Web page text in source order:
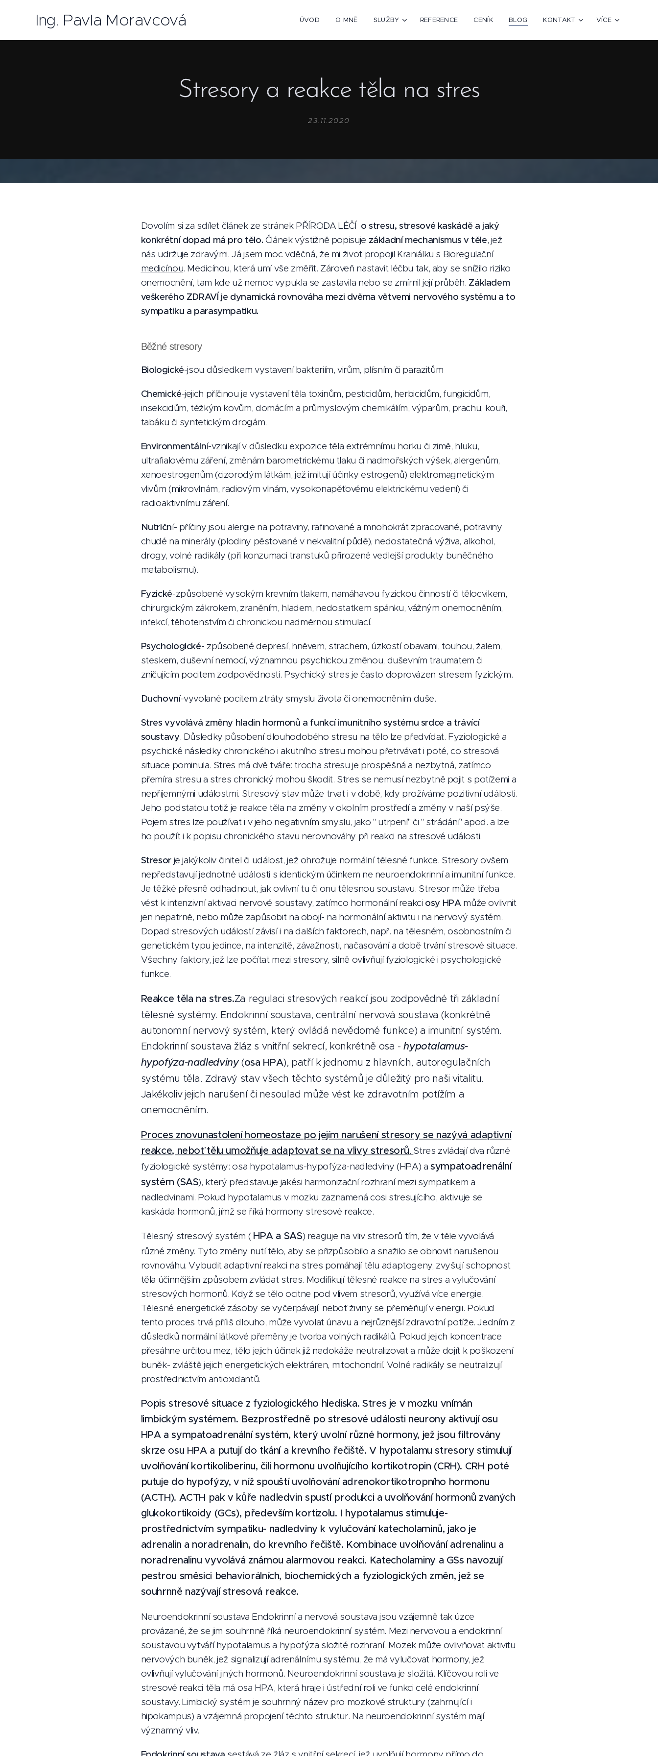
Ing. Pavla Moravcová ÚVOD O MNĚ SLUŽBY REFERENCE CENÍK BLOG KONTAKT VÍCE
Stresory a reakce těla na stres
23.11.2020
Dovolím si za sdílet článek ze stránek PŘÍRODA LÉČÍ o stresu, stresové kaskádě a jaký
konkrétní dopad má pro tělo.Článek výstižně popisuje základní mechanismus v těle, jež
nás udržuje zdravými. Já jsem moc vděčná, že mi život propojil Kraniálku s Bioregulační
medicínou. Medicínou, která umí vše změřit. Zároveň nastavit léčbu tak, aby se snížilo riziko
onemocnění, tam kde už nemoc vypukla se zastavila nebo se zmírnil její průběh. Základem
veškerého ZDRAVÍ je dynamická rovnováha mezi dvěma větvemi nervového systému a to
sympatiku a parasympatiku.
Běžné stresory
Biologické-jsou důsledkem vystavení bakteriím, virům, plísním či parazitům
Chemické-jejich příčinou je vystavení těla toxinům, pesticidům, herbicidům, fungicidům,
insekcidům, těžkým kovům, domácím a průmyslovým chemikáliím, výparům, prachu, kouři,
tabáku či syntetickým drogám.
Environmentální-vznikají v důsledku expozice těla extrémnímu horku či zimě, hluku,
ultrafialovému záření, změnám barometrickému tlaku či nadmořských výšek, alergenům,
xenoestrogenům (cizorodým látkám, jež imitují účinky estrogenů) elektromagnetickým
vlivům (mikrovlnám, radiovým vlnám, vysokonapěťovému elektrickému vedení) či
radioaktivnímu záření.
Nutriční- příčiny jsou alergie na potraviny, rafinované a mnohokrát zpracované, potraviny
chudé na minerály (plodiny pěstované v nekvalitní půdě), nedostatečná výživa, alkohol,
drogy, volné radikály (při konzumaci transtuků přirozené vedlejší produkty buněčného
metabolismu).
Fyzické-způsobené vysokým krevním tlakem, namáhavou fyzickou činností či tělocvikem,
chirurgickým zákrokem, zraněním, hladem, nedostatkem spánku, vážným onemocněním,
infekcí, těhotenstvím či chronickou nadměrnou stimulací.
Psychologické- způsobené depresí, hněvem, strachem, úzkostí obavami, touhou, žalem,
steskem, duševní nemocí, významnou psychickou změnou, duševním traumatem či
zničujícím pocitem zodpovědnosti. Psychický stres je často doprovázen stresem fyzickým.
Duchovní-vyvolané pocitem ztráty smyslu života či onemocněním duše.
Stres vyvolává změny hladin hormonů a funkcí imunitního systému srdce a trávící
soustavy. Důsledky působení dlouhodobého stresu na tělo lze předvídat. Fyziologické a
psychické následky chronického i akutního stresu mohou přetrvávat i poté, co stresová
situace pominula. Stres má dvě tváře: trocha stresu je prospěšná a nezbytná, zatímco
přemíra stresu a stres chronický mohou škodit. Stres se nemusí nezbytně pojit s potížemi a
nepříjemnými událostmi. Stresový stav může trvat i v době, kdy prožíváme pozitivní události.
Jeho podstatou totiž je reakce těla na změny v okolním prostředí a změny v naší psýše.
Pojem stres lze používat i v jeho negativním smyslu, jako " utrpení" či " strádání" apod. a lze
ho použít i k popisu chronického stavu nerovnováhy při reakci na stresové události.
Stresorje jakýkoliv činitel či událost, jež ohrožuje normální tělesné funkce. Stresory ovšem
nepředstavují jednotné události s identickým účinkem ne neuroendokrinní a imunitní funkce.
Je těžké přesně odhadnout, jak ovlivní tu či onu tělesnou soustavu. Stresor může třeba
vést k intenzivní aktivaci nervové soustavy, zatímco hormonální reakci osy HPAmůže ovlivnit
jen nepatrně, nebo může zapůsobit na obojí- na hormonální aktivitu i na nervový systém.
Dopad stresových událostí závisí i na dalších faktorech, např. na tělesném, osobnostním či
genetickém typu jedince, na intenzitě, závažnosti, načasování a době trvání stresové situace.
Všechny faktory, jež lze počítat mezi stresory, silně ovlivňují fyziologické i psychologické
funkce.
Reakce těla na stres.Za regulaci stresových reakcí jsou zodpovědné tři základní
tělesné systémy. Endokrinní soustava, centrální nervová soustava (konkrétně
autonomní nervový systém, který ovládá nevědomé funkce) a imunitní systém.
Endokrinní soustava žláz s vnitřní sekrecí, konkrétně osa -hypotalamus-
hypofýza-nadledviny(osa HPA), patří k jednomu z hlavních, autoregulačních
systému těla. Zdravý stav všech těchto systémů je důležitý pro naši vitalitu.
Jakékoliv jejich narušení či nesoulad může vést ke zdravotním potížím a
onemocněním.
Proces znovunastolení homeostaze po jejím narušení stresory se nazývá adaptivní
reakce, neboť tělu umožňuje adaptovat se na vlivy stresorů. Stres zvládají dva různé
fyziologické systémy: osa hypotalamus-hypofýza-nadledviny (HPA) asympatoadrenální
systém (SAS), který představuje jakési harmonizační rozhraní mezi sympatikem a
nadledvinami. Pokud hypotalamus v mozku zaznamená cosi stresujícího, aktivuje se
kaskáda hormonů, jímž se říká hormony stresové reakce.
Tělesný stresový systém ( HPA a SAS) reaguje na vliv stresorů tím, že v těle vyvolává
různé změny. Tyto změny nutí tělo, aby se přizpůsobilo a snažilo se obnovit narušenou
rovnováhu. Vybudit adaptivní reakci na stres pomáhají tělu adaptogeny, zvyšují schopnost
těla účinnějším způsobem zvládat stres. Modifikují tělesné reakce na stres a vylučování
stresových hormonů. Když se tělo ocitne pod vlivem stresorů, využívá více energie.
Tělesné energetické zásoby se vyčerpávají, neboť živiny se přeměňují v energii. Pokud
tento proces trvá příliš dlouho, může vyvolat únavu a nejrůznější zdravotní potíže. Jedním z
důsledků normální látkové přeměny je tvorba volných radikálů. Pokud jejich koncentrace
přesáhne určitou mez, tělo jejich účinek již nedokáže neutralizovat a může dojít k poškození
buněk- zvláště jejich energetických elektráren, mitochondrií. Volné radikály se neutralizují
prostřednictvím antioxidantů.
Popis stresové situace z fyziologického hlediska.Stres je v mozku vnímán
limbickým systémem. Bezprostředně po stresové události neurony aktivují osu
HPA a sympatoadrenální systém, který uvolní různé hormony, jež jsou filtrovány
skrze osu HPA a putují do tkání a krevního řečiště. V hypotalamu stresory stimulují
uvolňování kortikoliberinu, čili hormonu uvolňujícího kortikotropin (CRH). CRH poté
putuje do hypofýzy, v níž spouští uvolňování adrenokortikotropního hormonu
(ACTH). ACTH pak v kůře nadledvin spustí produkci a uvolňování hormonů zvaných
glukokortikoidy (GCs), především kortizolu. I hypotalamus stimuluje-
prostřednictvím sympatiku- nadledviny k vylučování katecholaminů, jako je
adrenalin a noradrenalin, do krevního řečiště. Kombinace uvolňování adrenalinu a
noradrenalinu vyvolává známou alarmovou reakci. Katecholaminy a GSs navozují
pestrou směsici behaviorálních, biochemických a fyziologických změn, jež se
souhrnně nazývají stresová reakce.
Neuroendokrinní soustava Endokrinní a nervová soustava jsou vzájemně tak úzce
provázané, že se jim souhrnně říká neuroendokrinní systém. Mezi nervovou a endokrinní
soustavou vytváří hypotalamus a hypofýza složité rozhraní. Mozek může ovlivňovat aktivitu
nervových buněk, jež signalizují adrenálnímu systému, že má vylučovat hormony, jež
ovlivňují vylučování jiných hormonů. Neuroendokrinní soustava je složitá. Klíčovou roli ve
stresové reakci těla má osa HPA, která hraje i ústřední roli ve funkci celé endokrinní
soustavy. Limbický systém je souhrnný název pro mozkové struktury (zahrnující i
hipokampus) a vzájemná propojení těchto struktur. Na neuroendokrinní systém mají
významný vliv.